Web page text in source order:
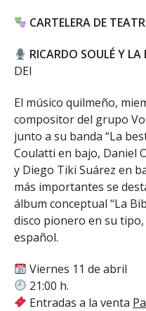
CARTELERA DE
RICARDO SOULÉ Y
DEI
El músico quilmeño,
compositor del grupo
junto a su banda “La
Coulatti en bajo, Daniel
y Diego Tiki Suárez en
más importantes se
álbum conceptual “La
disco pionero en su
español.
Viernes 11 de abril
21:00 h.
Entradas a la venta